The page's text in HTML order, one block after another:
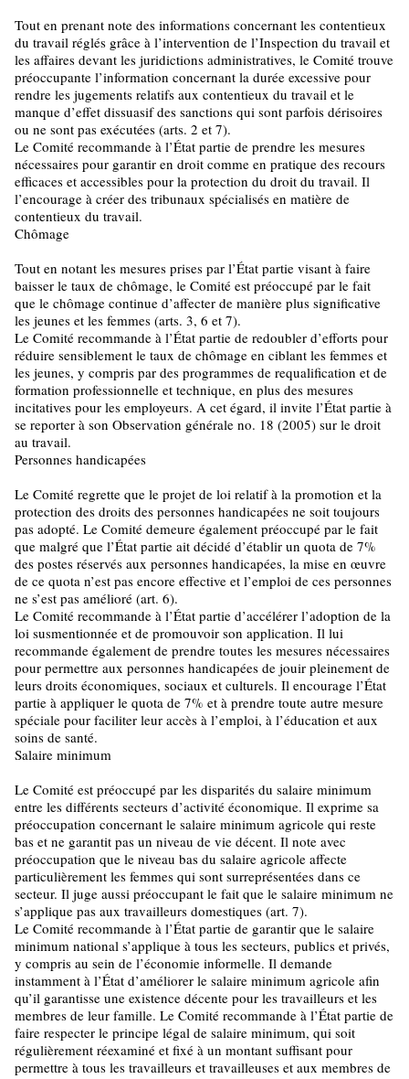
Tout en prenant note des informations concernant les contentieux
du travail réglés grâce à l’intervention de l’Inspection du travail et
les affaires devant les juridictions administratives, le Comité trouve
préoccupante l’information concernant la durée excessive pour
rendre les jugements relatifs aux contentieux du travail et le
manque d’effet dissuasif des sanctions qui sont parfois dérisoires
ou ne sont pas exécutées (arts. 2 et 7).
Le Comité recommande à l’État partie de prendre les mesures
nécessaires pour garantir en droit comme en pratique des recours
efficaces et accessibles pour la protection du droit du travail. Il
l’encourage à créer des tribunaux spécialisés en matière de
contentieux du travail.
Chômage
Tout en notant les mesures prises par l’État partie visant à faire
baisser le taux de chômage, le Comité est préoccupé par le fait
que le chômage continue d’affecter de manière plus significative
les jeunes et les femmes (arts. 3, 6 et 7).
Le Comité recommande à l’État partie de redoubler d’efforts pour
réduire sensiblement le taux de chômage en ciblant les femmes et
les jeunes, y compris par des programmes de requalification et de
formation professionnelle et technique, en plus des mesures
incitatives pour les employeurs. A cet égard, il invite l’État partie à
se reporter à son Observation générale no. 18 (2005) sur le droit
au travail.
Personnes handicapées
Le Comité regrette que le projet de loi relatif à la promotion et la
protection des droits des personnes handicapées ne soit toujours
pas adopté. Le Comité demeure également préoccupé par le fait
que malgré que l’État partie ait décidé d’établir un quota de 7%
des postes réservés aux personnes handicapées, la mise en œuvre
de ce quota n’est pas encore effective et l’emploi de ces personnes
ne s’est pas amélioré (art. 6).
Le Comité recommande à l’État partie d’accélérer l’adoption de la
loi susmentionnée et de promouvoir son application. Il lui
recommande également de prendre toutes les mesures nécessaires
pour permettre aux personnes handicapées de jouir pleinement de
leurs droits économiques, sociaux et culturels. Il encourage l’État
partie à appliquer le quota de 7% et à prendre toute autre mesure
spéciale pour faciliter leur accès à l’emploi, à l’éducation et aux
soins de santé.
Salaire minimum
Le Comité est préoccupé par les disparités du salaire minimum
entre les différents secteurs d’activité économique. Il exprime sa
préoccupation concernant le salaire minimum agricole qui reste
bas et ne garantit pas un niveau de vie décent. Il note avec
préoccupation que le niveau bas du salaire agricole affecte
particulièrement les femmes qui sont surreprésentées dans ce
secteur. Il juge aussi préoccupant le fait que le salaire minimum ne
s’applique pas aux travailleurs domestiques (art. 7).
Le Comité recommande à l’État partie de garantir que le salaire
minimum national s’applique à tous les secteurs, publics et privés,
y compris au sein de l’économie informelle. Il demande
instamment à l’État d’améliorer le salaire minimum agricole afin
qu’il garantisse une existence décente pour les travailleurs et les
membres de leur famille. Le Comité recommande à l’État partie de
faire respecter le principe légal de salaire minimum, qui soit
régulièrement réexaminé et fixé à un montant suffisant pour
permettre à tous les travailleurs et travailleuses et aux membres de